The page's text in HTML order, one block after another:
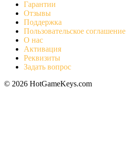
Гарантии
Отзывы
Поддержка
Пользовательское соглашение
О нас
Активация
Реквизиты
Задать вопрос
© 2026 HotGameKeys.com